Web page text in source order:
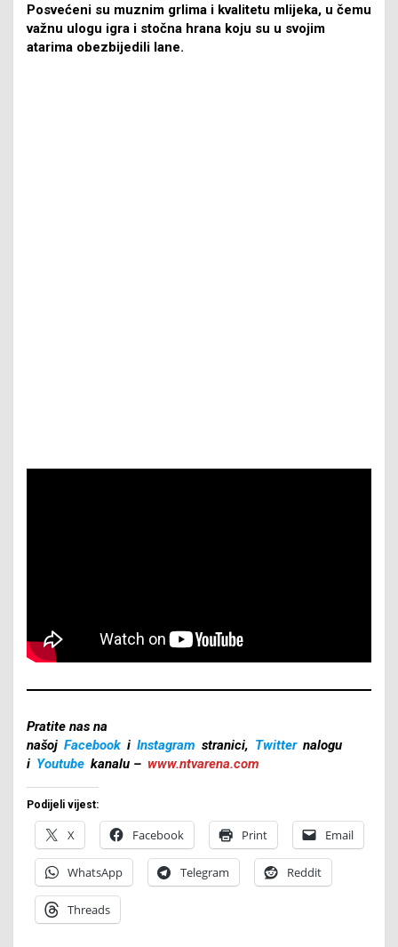
Posvećeni su muznim grlima i kvalitetu mlijeka, u čemu
važnu ulogu igra i stočna hrana koju su u svojim
atarima obezbijedili lane.
Pratite nas na
našoj Facebook i Instagram stranici, Twitter nalogu
i Youtube kanalu – www.ntvarena.com
Podijeli vijest:
X Facebook Print Email
WhatsApp Telegram Reddit
Threads